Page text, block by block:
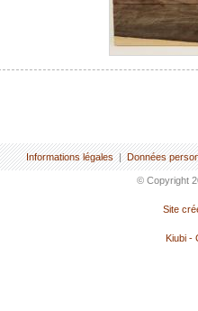
Informations légales | Données
© Copyright
Site
Kiubi -